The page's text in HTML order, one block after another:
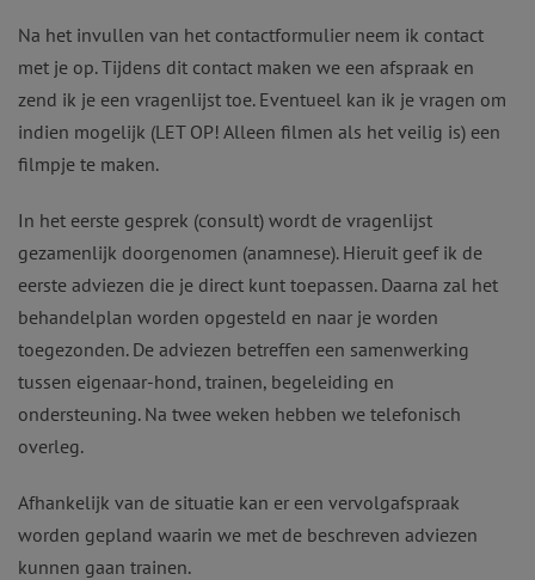
Na het invullen van het contactformulier neem ik contact
met je op. Tijdens dit contact maken we een afspraak en
zend ik je een vragenlijst toe. Eventueel kan ik je vragen om
indien mogelijk (LET OP! Alleen filmen als het veilig is) een
filmpje te maken.
In het eerste gesprek (consult) wordt de vragenlijst
gezamenlijk doorgenomen (anamnese). Hieruit geef ik de
eerste adviezen die je direct kunt toepassen. Daarna zal het
behandelplan worden opgesteld en naar je worden
toegezonden. De adviezen betreffen een samenwerking
tussen eigenaar-hond, trainen, begeleiding en
ondersteuning. Na twee weken hebben we telefonisch
overleg.
Afhankelijk van de situatie kan er een vervolgafspraak
worden gepland waarin we met de beschreven adviezen
kunnen gaan trainen.